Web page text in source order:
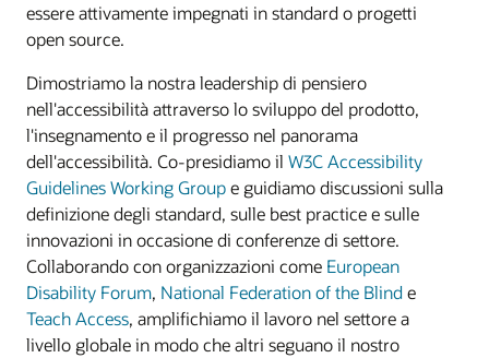
Policy Against Trafficking in Persons and
Slavery (PDF)
Statement Against Modern Slavery (PDF)
Supplier Code of Ethics and Business Conduct
essere attivamente impegnati in standard o progetti
open source.
Dimostriamo la nostra leadership di pensiero
nell'accessibilità attraverso lo sviluppo del prodotto,
l'insegnamento e il progresso nel panorama
dell'accessibilità. Co-presidiamo il W3C Accessibility
Guidelines Working Groupe guidiamo discussioni sulla
definizione degli standard, sulle best practice e sulle
innovazioni in occasione di conferenze di settore.
Collaborando con organizzazioni come European
Disability Forum, National Federation of the Blinde
Teach Access, amplifichiamo il lavoro nel settore a
livello globale in modo che altri seguano il nostro